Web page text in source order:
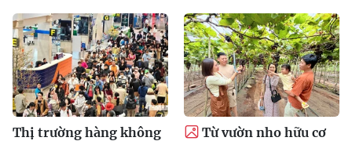
Thị trường hàng không
Từ vườn nho hữu cơ